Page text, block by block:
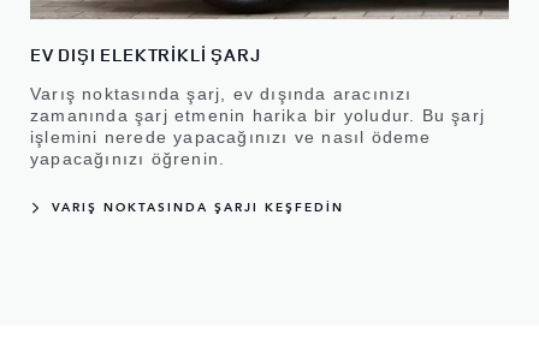
EV DIŞI ELEKTRİKLİ ŞARJ
Varış noktasında şarj, ev dışında aracınızı
zamanında şarj etmenin harika bir yoludur. Bu şarj
işlemini nerede yapacağınızı ve nasıl ödeme
yapacağınızı öğrenin.
VARIŞ NOKTASINDA ŞARJI KEŞFEDİN